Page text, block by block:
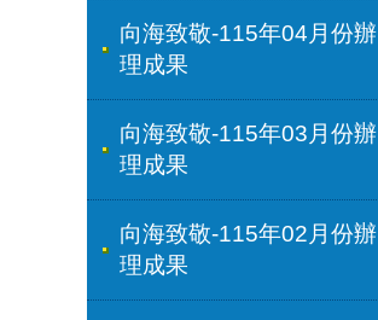
向海致敬-115年04月份辦
理成果
向海致敬-115年03月份辦
理成果
向海致敬-115年02月份辦
理成果